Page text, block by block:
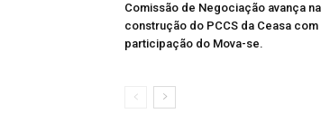
Comissão de Negociação avança na
construção do PCCS da Ceasa com
participação do Mova-se.